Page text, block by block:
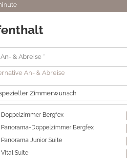
An- & Abreise
Zimmerwunsch
Doppelzimmer Bergfex
Panorama-Doppelzimmer Bergfex
Panorama Junior Suite
Vital Suite